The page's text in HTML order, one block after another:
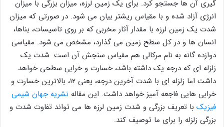
گیری آن ها جستجو کرد. برای یک زمین لرزه، میزان بزرگی با میزان
انرژی آزاد شده و با مقیاس ریشتر بیان می شود. در صورتی که میزان
شدت یک زمین لرزه با مقدار آثار مخربی که بر روی تاسیسات، بناها،
انسان ها و در کل سطح زمین می گذارد، مشخص می شود. مقیاسی
دوازده گانه به نام مرکالی هم مقیاس سنجش آن است. شدت یک
زلزله ای که درجه یک داشته باشد، خسارت و خرابی سطحی خواهد
داشت اما زلزله ای با شدت آخرین درجه، یعنی ۱۲، بالاترین خسارت و
خرابی هایی فاجعه آمیز خواهد داشت. این مقاله نشریه جهان شیمی
فیزیک با تعریف بزرگی و شدت زمین لرزه ها می تواند تفاوت شدت و
بزرگی زلزله را برای ما توصیف کند.